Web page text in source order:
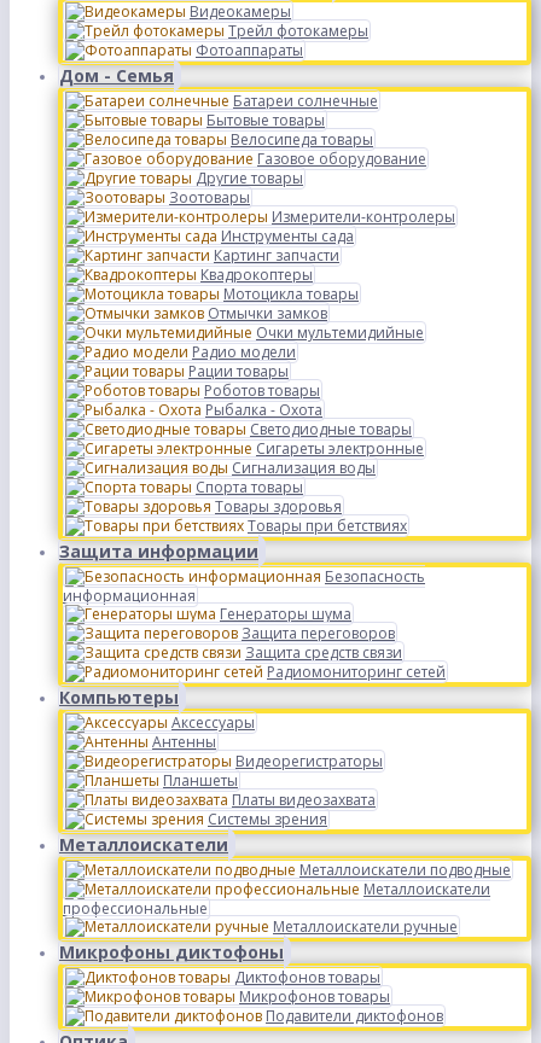
Видеокамеры
Трейл фотокамеры
Фотоаппараты
Дом - Семья
Батареи солнечные
Бытовые товары
Велосипеда товары
Газовое оборудование
Другие товары
Зоотовары
Измерители-контролеры
Инструменты сада
Картинг запчасти
Квадрокоптеры
Мотоцикла товары
Отмычки замков
Очки мультемидийные
Радио модели
Рации товары
Роботов товары
Рыбалка - Охота
Светодиодные товары
Сигареты электронные
Сигнализация воды
Спорта товары
Товары здоровья
Товары при бетствиях
Защита информации
Безопасность
информационная
Генераторы шума
Защита переговоров
Защита средств связи
Радиомониторинг сетей
Компьютеры
Аксессуары
Антенны
Видеорегистраторы
Планшеты
Платы видеозахвата
Системы зрения
Металлоискатели
Металлоискатели подводные
Металлоискатели
профессиональные
Металлоискатели ручные
Микрофоны диктофоны
Диктофонов товары
Микрофонов товары
Подавители диктофонов